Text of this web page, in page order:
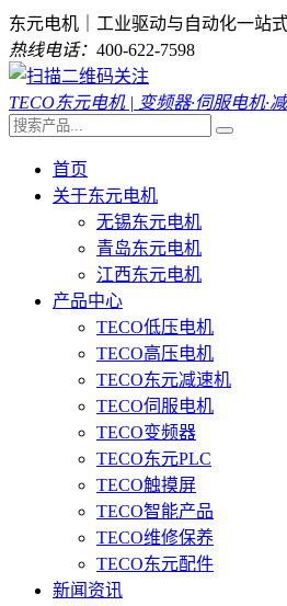
东元电机｜工业驱动与自动化一站
热线电话： 400-622-7598
TECO东元电机 | 变频器·伺服电机·
首页
关于东元电机
无锡东元电机
青岛东元电机
江西东元电机
产品中心
TECO低压电机
TECO高压电机
TECO东元减速机
TECO伺服电机
TECO变频器
TECO东元PLC
TECO触摸屏
TECO智能产品
TECO维修保养
TECO东元配件
新闻资讯